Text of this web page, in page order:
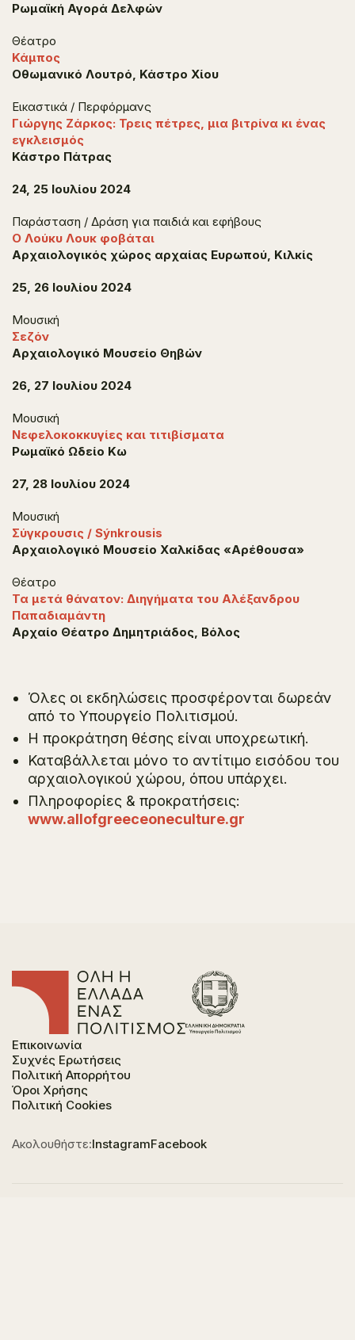
Ρωμαϊκή Αγορά Δελφών
Θέατρο
Κάμπος
Οθωμανικό Λουτρό, Κάστρο Χίου
Εικαστικά / Περφόρμανς
Γιώργης Ζάρκος: Τρεις πέτρες, μια βιτρίνα κι ένας
εγκλεισμός
Κάστρο Πάτρας
24, 25 Ιουλίου 2024
Παράσταση / Δράση για παιδιά και εφήβους
Ο Λούκυ Λουκ φοβάται
Αρχαιολογικός χώρος αρχαίας Ευρωπού, Κιλκίς
25, 26 Ιουλίου 2024
Μουσική
Σεζόν
Αρχαιολογικό Μουσείο Θηβών
26, 27 Ιουλίου 2024
Μουσική
Νεφελοκοκκυγίες και τιτιβίσματα
Ρωμαϊκό Ωδείο Κω
27, 28 Ιουλίου 2024
Μουσική
Σύγκρουσις / Sýnkrousis
Αρχαιολογικό Μουσείο Χαλκίδας «Αρέθουσα»
Θέατρο
Τα μετά θάνατον: Διηγήματα του Αλέξανδρου
Παπαδιαμάντη
Αρχαίο Θέατρο Δημητριάδος, Βόλος
Όλες οι εκδηλώσεις προσφέρονται δωρεάν
από το Υπουργείο Πολιτισμού.
H προκράτηση θέσης είναι υποχρεωτική.
Καταβάλλεται μόνο το αντίτιμο εισόδου του
αρχαιολογικού χώρου, όπου υπάρχει.
Πληροφορίες & προκρατήσεις:
www.allofgreeceoneculture.gr
Επικοινωνία
Συχνές Ερωτήσεις
Πολιτική Απορρήτου
Όροι Χρήσης
Πολιτική Cookies
Ακολουθήστε:InstagramFacebook